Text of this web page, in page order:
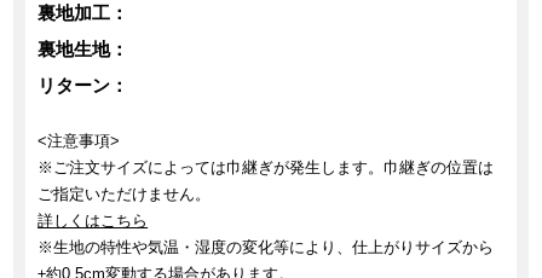
裏地加工：
裏地生地：
リターン：
<注意事項>
※ご注文サイズによっては巾継ぎが発生します。巾継ぎの位置は
ご指定いただけません。
詳しくはこちら
※生地の特性や気温・湿度の変化等により、仕上がりサイズから
±約0.5cm変動する場合があります。